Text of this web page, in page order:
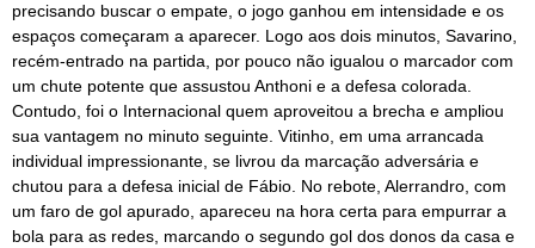
precisando buscar o empate, o jogo ganhou em intensidade e os
espaços começaram a aparecer. Logo aos dois minutos, Savarino,
recém-entrado na partida, por pouco não igualou o marcador com
um chute potente que assustou Anthoni e a defesa colorada.
Contudo, foi o Internacional quem aproveitou a brecha e ampliou
sua vantagem no minuto seguinte. Vitinho, em uma arrancada
individual impressionante, se livrou da marcação adversária e
chutou para a defesa inicial de Fábio. No rebote, Alerrandro, com
um faro de gol apurado, apareceu na hora certa para empurrar a
bola para as redes, marcando o segundo gol dos donos da casa e